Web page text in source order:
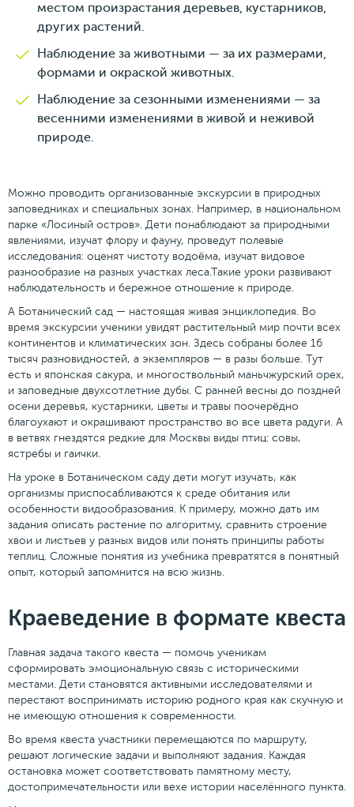
местом произрастания деревьев, кустарников,
других растений.
Наблюдение за животными — за их размерами,
формами и окраской животных.
Наблюдение за сезонными изменениями — за
весенними изменениями в живой и неживой
природе.
Можно проводить организованные экскурсии в природных
заповедниках и специальных зонах. Например, в национальном
парке «Лосиный остров». Дети понаблюдают за природными
явлениями, изучат флору и фауну, проведут полевые
исследования: оценят чистоту водоëма, изучат видовое
разнообразие на разных участках леса.Такие уроки развивают
наблюдательность и бережное отношение к природе.
А Ботанический сад — настоящая живая энциклопедия. Во
время экскурсии ученики увидят растительный мир почти всех
континентов и климатических зон. Здесь собраны более 16
тысяч разновидностей, а экземпляров — в разы больше. Тут
есть и японская сакура, и многоствольный маньчжурский орех,
и заповедные двухсотлетние дубы. С ранней весны до поздней
осени деревья, кустарники, цветы и травы поочерëдно
благоухают и окрашивают пространство во все цвета радуги. А
в ветвях гнездятся редкие для Москвы виды птиц: совы,
ястребы и гаички.
На уроке в Ботаническом саду дети могут изучать, как
организмы приспосабливаются к среде обитания или
особенности видообразования. К примеру, можно дать им
задания описать растение по алгоритму, сравнить строение
хвои и листьев у разных видов или понять принципы работы
теплиц. Сложные понятия из учебника превратятся в понятный
опыт, который запомнится на всю жизнь.
Краеведение в формате квеста
Главная задача такого квеста — помочь ученикам
сформировать эмоциональную связь с историческими
местами. Дети становятся активными исследователями и
перестают воспринимать историю родного края как скучную и
не имеющую отношения к современности.
Во время квеста участники перемещаются по маршруту,
решают логические задачи и выполняют задания. Каждая
остановка может соответствовать памятному месту,
достопримечательности или вехе истории населённого пункта.